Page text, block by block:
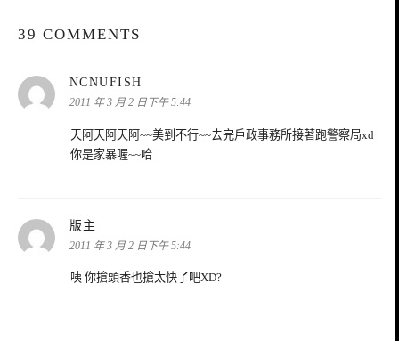
39 COMMENTS
NCNUFISH
示:
2011 年 3 月 2 日下午 5:44
天阿天阿天阿~~美到不行~~去完戶政事務所接著跑警察局xd
你是家暴喔~~哈
版主
示:
2011 年 3 月 2 日下午 5:44
咦 你搶頭香也搶太快了吧XD?